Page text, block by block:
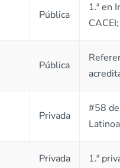
Pública
1.ª en
Pública
Privada
#58
Privada 1.ª